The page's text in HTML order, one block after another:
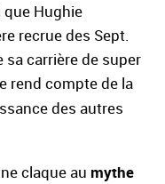
Hughie
recrue des Sept.
sa carrière de super
rend compte de la
des autres
claque au mythe